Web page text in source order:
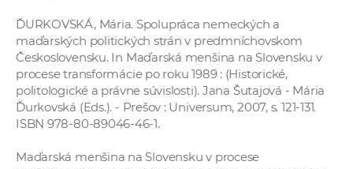
ĎURKOVSKÁ, Mária. Spolupráca nemeckých a
maďarských politických strán v predmníchovskom
Československu. In Maďarská menšina na Slovensku v
procese transformácie po roku 1989 : (Historické,
politologické a právne súvislosti). Jana Šutajová - Mária
Ďurkovská (Eds.). - Prešov : Universum, 2007, s. 121-131.
ISBN 978-80-89046-46-1.
Maďarská menšina na Slovensku v procese